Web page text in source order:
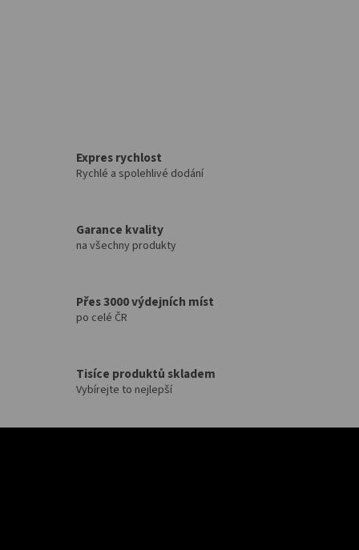
Expres rychlost
Rychlé a spolehlivé dodání
Garance kvality
na všechny produkty
Přes 3000 výdejních míst
po celé ČR
Tisíce produktů skladem
Vybírejte to nejlepší